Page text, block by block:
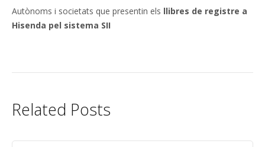
Autònoms i societats que presentin els llibres de registre a
Hisenda pel sistema SII
Related Posts